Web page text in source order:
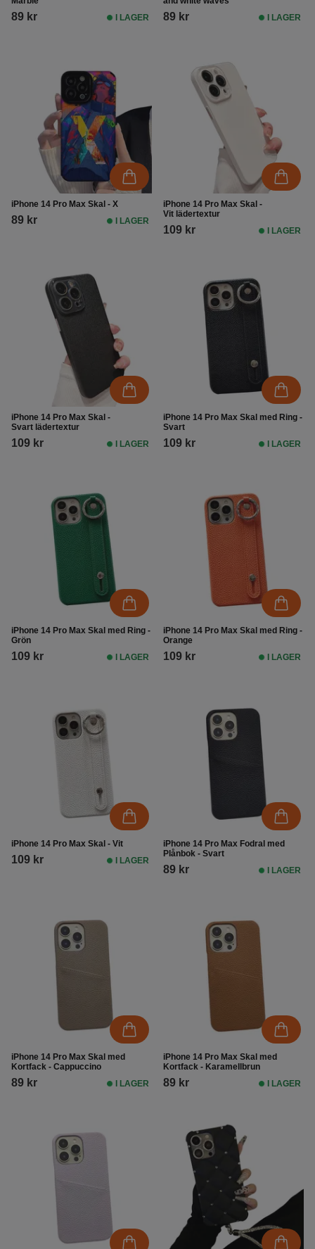
89 kr I LAGER 89 kr I LAGER
iPhone 14 Pro Max Skal - X
89 kr I LAGER
iPhone 14 Pro Max Skal -
Vit lädertextur
109 kr I LAGER
iPhone 14 Pro Max Skal -
Svart lädertextur
109 kr I LAGER
iPhone 14 Pro Max Skal med Ring -
Svart
109 kr I LAGER
iPhone 14 Pro Max Skal med Ring -
Grön
109 kr I LAGER
iPhone 14 Pro Max Skal med Ring -
Orange
109 kr I LAGER
iPhone 14 Pro Max Skal - Vit
109 kr I LAGER
iPhone 14 Pro Max Fodral med
Plånbok - Svart
89 kr I LAGER
iPhone 14 Pro Max Skal med
Kortfack - Cappuccino
89 kr I LAGER
iPhone 14 Pro Max Skal med
Kortfack - Karamellbrun
89 kr I LAGER